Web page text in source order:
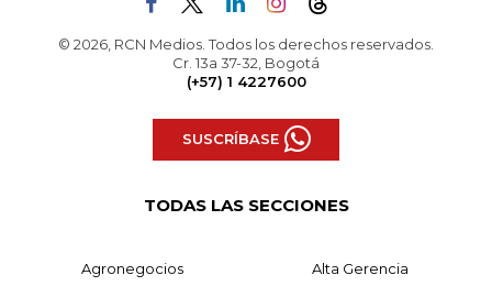
© 2026, RCN Medios. Todos los derechos reservados.
Cr. 13a 37-32, Bogotá
(+57) 1 4227600
SUSCRÍBASE
TODAS LAS SECCIONES
Agronegocios Alta Gerencia